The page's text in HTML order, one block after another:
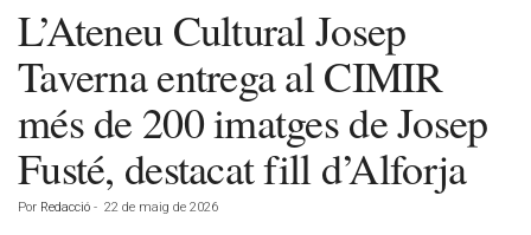
L’Ateneu Cultural Josep
Taverna entrega al CIMIR
més de 200 imatges de Josep
Fusté, destacat fill d’Alforja
Por Redacció - 22 de maig de 2026